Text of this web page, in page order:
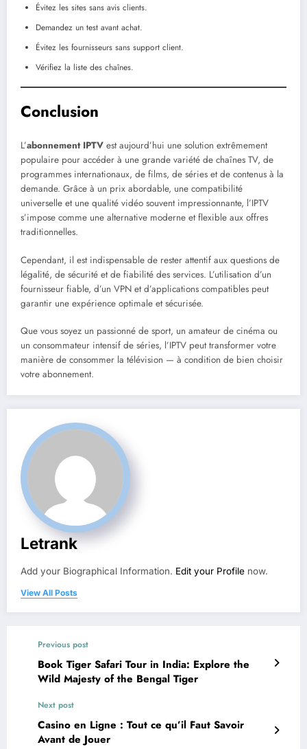
Évitez les sites sans avis clients.
Demandez un test avant achat.
Évitez les fournisseurs sans support client.
Vérifiez la liste des chaînes.
Conclusion
L’abonnement IPTV est aujourd’hui une solution extrêmement
populaire pour accéder à une grande variété de chaînes TV, de
programmes internationaux, de films, de séries et de contenus à la
demande. Grâce à un prix abordable, une compatibilité
universelle et une qualité vidéo souvent impressionnante, l’IPTV
s’impose comme une alternative moderne et flexible aux offres
traditionnelles.
Cependant, il est indispensable de rester attentif aux questions de
légalité, de sécurité et de fiabilité des services. L’utilisation d’un
fournisseur fiable, d’un VPN et d’applications compatibles peut
garantir une expérience optimale et sécurisée.
Que vous soyez un passionné de sport, un amateur de cinéma ou
un consommateur intensif de séries, l’IPTV peut transformer votre
manière de consommer la télévision — à condition de bien choisir
votre abonnement.
Letrank
Add your Biographical Information. Edit your Profile now.
View All Posts
Previous post
Book Tiger Safari Tour in India: Explore the
Wild Majesty of the Bengal Tiger
Next post
Casino en Ligne : Tout ce qu’il Faut Savoir
Avant de Jouer